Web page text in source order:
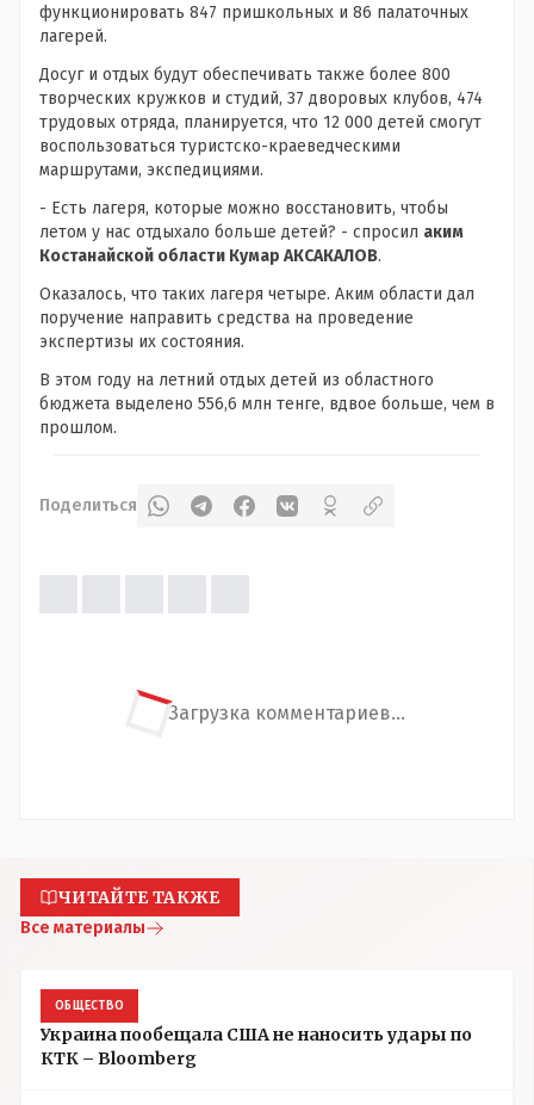
функционировать 847 пришкольных и 86 палаточных
лагерей.
Досуг и отдых будут обеспечивать также более 800
творческих кружков и студий, 37 дворовых клубов, 474
трудовых отряда, планируется, что 12 000 детей смогут
воспользоваться туристско-краеведческими
маршрутами, экспедициями.
- Есть лагеря, которые можно восстановить, чтобы
летом у нас отдыхало больше детей? - спросил аким
Костанайской области Кумар АКСАКАЛОВ.
Оказалось, что таких лагеря четыре. Аким области дал
поручение направить средства на проведение
экспертизы их состояния.
В этом году на летний отдых детей из областного
бюджета выделено 556,6 млн тенге, вдвое больше, чем в
прошлом.
Поделиться
Загрузка комментариев...
ЧИТАЙТЕ ТАКЖЕ
Все материалы
ОБЩЕСТВО
Украина пообещала США не наносить удары по
КТК – Bloomberg